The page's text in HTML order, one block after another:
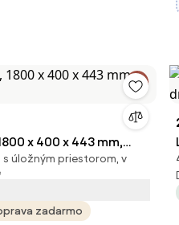
x 400 x 443 mm,
s úložným priestorom, v
zadarmo